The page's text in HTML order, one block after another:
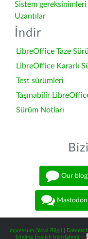
Sistem gereksinimleri
Uzantılar
İndir
LibreOffice Taze
LibreOffice Kararlı
Test sürümleri
Taşınabilir
Sürüm Notları
Our blog
Impressum (Yasal Bilgi)
binding English translation) -